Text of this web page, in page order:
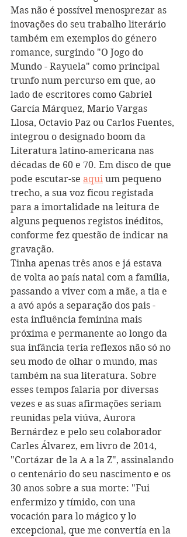
Mas não é possível menosprezar as
inovações do seu trabalho literário
também em exemplos do género
romance, surgindo "O Jogo do
Mundo - Rayuela" como principal
trunfo num percurso em que, ao
lado de escritores como Gabriel
García Márquez, Mario Vargas
Llosa, Octavio Paz ou Carlos Fuentes,
integrou o designado boom da
Literatura latino-americana nas
décadas de 60 e 70. Em disco de que
pode escutar-se aqui um pequeno
trecho, a sua voz ficou registada
para a imortalidade na leitura de
alguns pequenos registos inéditos,
conforme fez questão de indicar na
gravação.
Tinha apenas três anos e já estava
de volta ao país natal com a família,
passando a viver com a mãe, a tia e
a avó após a separação dos pais -
esta influência feminina mais
próxima e permanente ao longo da
sua infância teria reflexos não só no
seu modo de olhar o mundo, mas
também na sua literatura. Sobre
esses tempos falaria por diversas
vezes e as suas afirmações seriam
reunidas pela viúva, Aurora
Bernárdez e pelo seu colaborador
Carles Álvarez, em livro de 2014,
"Cortázar de la A a la Z", assinalando
o centenário do seu nascimento e os
30 anos sobre a sua morte: "Fui
enfermizo y tímido, con una
vocación para lo mágico y lo
excepcional, que me convertía en la